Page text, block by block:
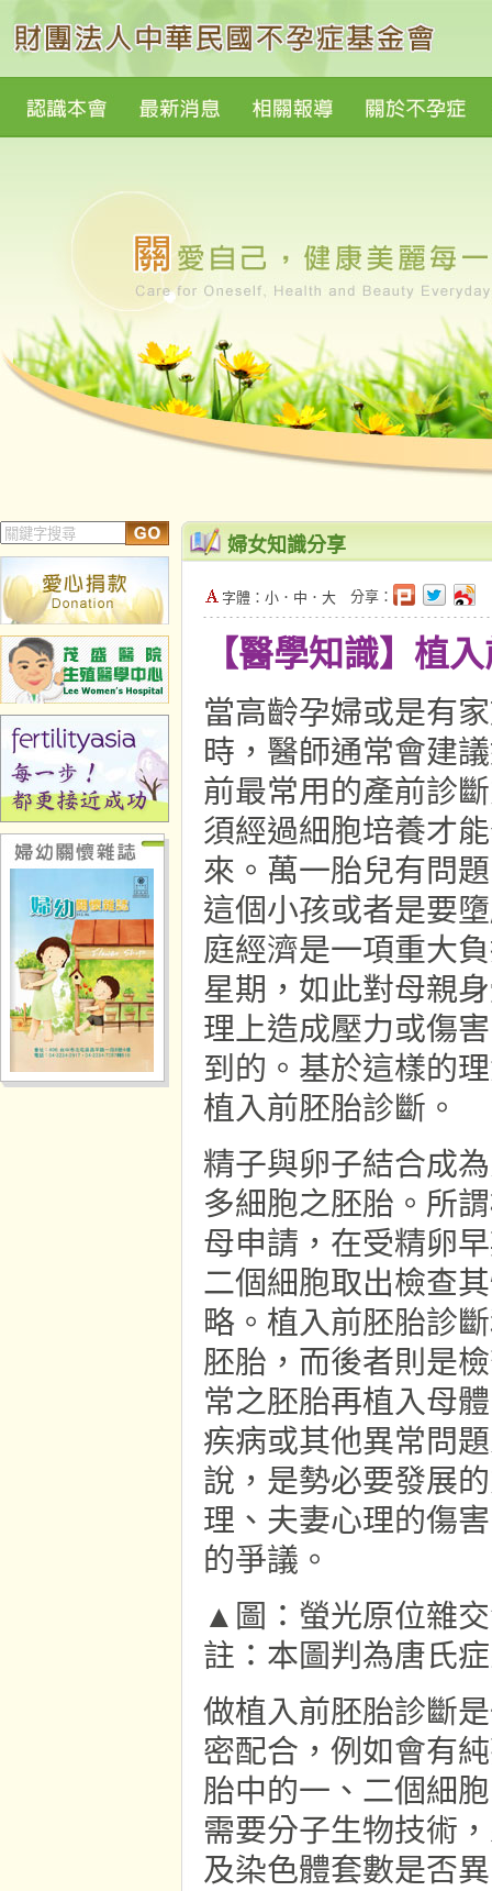
婦女知識分享
字體： 小 ． 中 ． 大 分享：
【醫學知識】植
當高齡孕婦或是有
時，醫師通常會建
前最常用的產前診
須經過細胞培養才
來。萬一胎兒有問
這個小孩或者是要
庭經濟是一項重大
星期，如此對母親
理上造成壓力或傷
到的。基於這樣的
植入前胚胎診斷。
精子與卵子結合成
多細胞之胚胎。所
母申請，在受精卵
二個細胞取出檢查
略。植入前胚胎診
胚胎，而後者則是
常之胚胎再植入母
疾病或其他異常問
說，是勢必要發展
理、夫妻心理的傷
的爭議。
▲圖：螢光原位雜
註：本圖判為唐氏
做植入前胚胎診斷
密配合，例如會有
胎中的一、二個細
需要分子生物技術
及染色體套數是否